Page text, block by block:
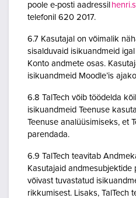
poole e-posti aadressil
telefonil 620 2017.
6.7 Kasutajal on võimalik
sisalduvaid isikuandmeid
Konto andmete osas.
isikuandmeid Moodle’is
6.8 TalTech võib töödelda
isikuandmeid Teenuse
Teenuse analüüsimiseks, et
parendada.
6.9 TalTech teavitab
Kasutajaid andmesubjektide
võivast tuvastatud
rikkumisest. Lisaks, TalTech